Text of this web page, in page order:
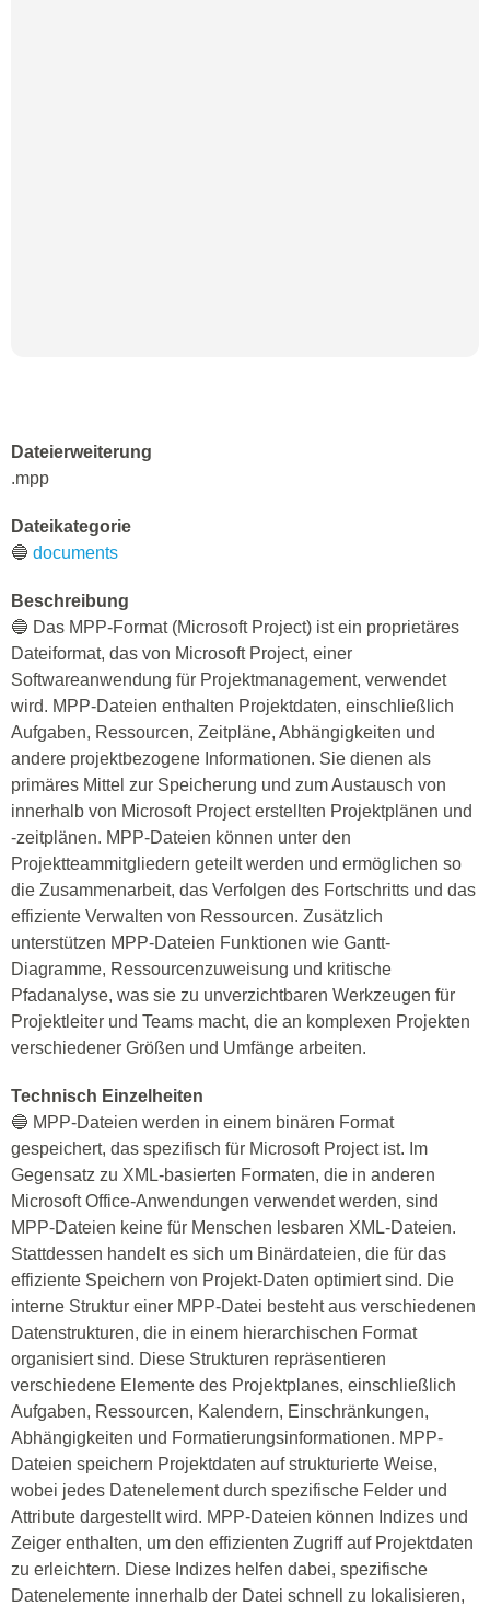
Dateierweiterung
.mpp
Dateikategorie
🔵 documents
Beschreibung
🔵 Das MPP-Format (Microsoft Project) ist ein proprietäres
Dateiformat, das von Microsoft Project, einer
Softwareanwendung für Projektmanagement, verwendet
wird. MPP-Dateien enthalten Projektdaten, einschließlich
Aufgaben, Ressourcen, Zeitpläne, Abhängigkeiten und
andere projektbezogene Informationen. Sie dienen als
primäres Mittel zur Speicherung und zum Austausch von
innerhalb von Microsoft Project erstellten Projektplänen und
-zeitplänen. MPP-Dateien können unter den
Projektteammitgliedern geteilt werden und ermöglichen so
die Zusammenarbeit, das Verfolgen des Fortschritts und das
effiziente Verwalten von Ressourcen. Zusätzlich
unterstützen MPP-Dateien Funktionen wie Gantt-
Diagramme, Ressourcenzuweisung und kritische
Pfadanalyse, was sie zu unverzichtbaren Werkzeugen für
Projektleiter und Teams macht, die an komplexen Projekten
verschiedener Größen und Umfänge arbeiten.
Technisch Einzelheiten
🔵 MPP-Dateien werden in einem binären Format
gespeichert, das spezifisch für Microsoft Project ist. Im
Gegensatz zu XML-basierten Formaten, die in anderen
Microsoft Office-Anwendungen verwendet werden, sind
MPP-Dateien keine für Menschen lesbaren XML-Dateien.
Stattdessen handelt es sich um Binärdateien, die für das
effiziente Speichern von Projekt-Daten optimiert sind. Die
interne Struktur einer MPP-Datei besteht aus verschiedenen
Datenstrukturen, die in einem hierarchischen Format
organisiert sind. Diese Strukturen repräsentieren
verschiedene Elemente des Projektplanes, einschließlich
Aufgaben, Ressourcen, Kalendern, Einschränkungen,
Abhängigkeiten und Formatierungsinformationen. MPP-
Dateien speichern Projektdaten auf strukturierte Weise,
wobei jedes Datenelement durch spezifische Felder und
Attribute dargestellt wird. MPP-Dateien können Indizes und
Zeiger enthalten, um den effizienten Zugriff auf Projektdaten
zu erleichtern. Diese Indizes helfen dabei, spezifische
Datenelemente innerhalb der Datei schnell zu lokalisieren,